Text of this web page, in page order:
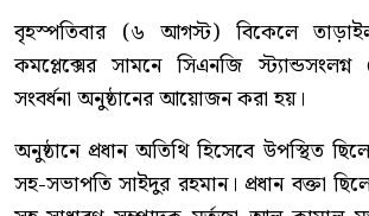
বৃহস্পতিবার (৬ আগস্ট) বিকেলে
কমপ্লেক্সের সামনে সিএনজি
সংবর্ধনা অনুষ্ঠানের আয়োজন করা হয়।
অনুষ্ঠানে প্রধান অতিথি হিসেবে উপস্থিত
সহ-সভাপতি সাইদুর রহমান। প্রধান বক্তা